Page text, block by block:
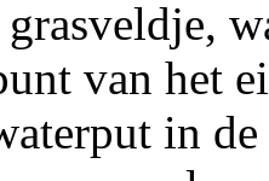
van het
in